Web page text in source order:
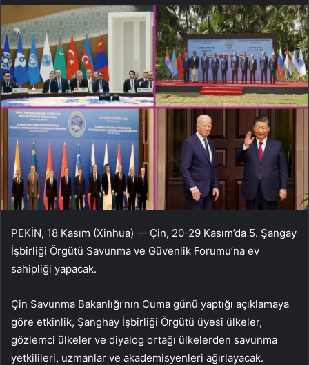
PEKİN, 18 Kasım (Xinhua) — Çin, 20-29 Kasım’da 5. Şangay
İşbirliği Örgütü Savunma ve Güvenlik Forumu’na ev
sahipliği yapacak.
Çin Savunma Bakanlığı’nın Cuma günü yaptığı açıklamaya
göre etkinlik, Şanghay İşbirliği Örgütü üyesi ülkeler,
gözlemci ülkeler ve diyalog ortağı ülkelerden savunma
yetkilileri, uzmanlar ve akademisyenleri ağırlayacak.